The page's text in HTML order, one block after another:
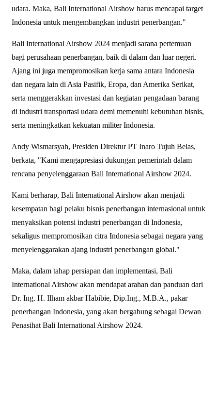
udara. Maka, Bali International Airshow harus mencapai target
Indonesia untuk mengembangkan industri penerbangan."
Bali International Airshow 2024 menjadi sarana pertemuan
bagi perusahaan penerbangan, baik di dalam dan luar negeri.
Ajang ini juga mempromosikan kerja sama antara Indonesia
dan negara lain di Asia Pasifik, Eropa, dan Amerika Serikat,
serta menggerakkan investasi dan kegiatan pengadaan barang
di industri transportasi udara demi memenuhi kebutuhan bisnis,
serta meningkatkan kekuatan militer Indonesia.
Andy Wismarsyah, Presiden Direktur PT Inaro Tujuh Belas,
berkata, "Kami mengapresiasi dukungan pemerintah dalam
rencana penyelenggaraan Bali International Airshow 2024.
Kami berharap, Bali International Airshow akan menjadi
kesempatan bagi pelaku bisnis penerbangan internasional untuk
menyaksikan potensi industri penerbangan di Indonesia,
sekaligus mempromosikan citra Indonesia sebagai negara yang
menyelenggarakan ajang industri penerbangan global."
Maka, dalam tahap persiapan dan implementasi, Bali
International Airshow akan mendapat arahan dan panduan dari
Dr. Ing. H. Ilham akbar Habibie, Dip.Ing., M.B.A., pakar
penerbangan Indonesia, yang akan bergabung sebagai Dewan
Penasihat Bali International Airshow 2024.